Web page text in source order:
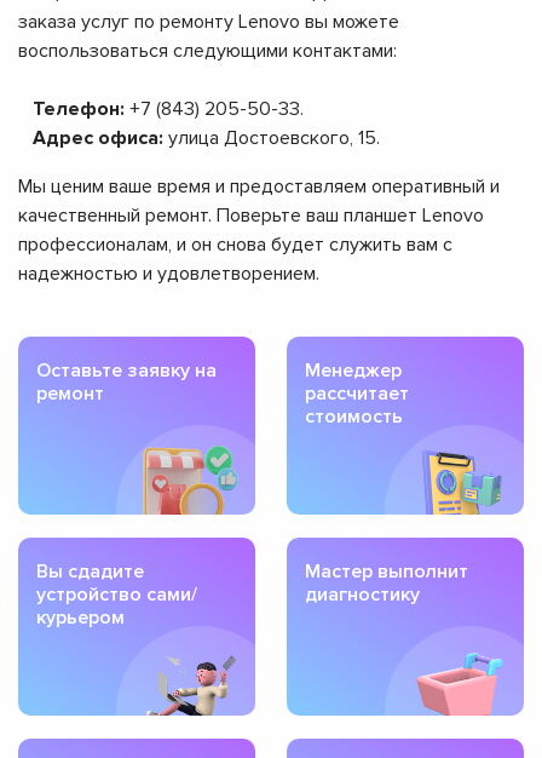
заказа услуг по ремонту Lenovo вы можете
воспользоваться следующими контактами:
Телефон: +7 (843) 205-50-33.
Адрес офиса: улица Достоевского, 15.
Мы ценим ваше время и предоставляем оперативный и
качественный ремонт. Поверьте ваш планшет Lenovo
профессионалам, и он снова будет служить вам с
надежностью и удовлетворением.
Оставьте заявку на
ремонт
Менеджер
рассчитает
стоимость
Вы сдадите
устройство сами/
курьером
Мастер выполнит
диагностику